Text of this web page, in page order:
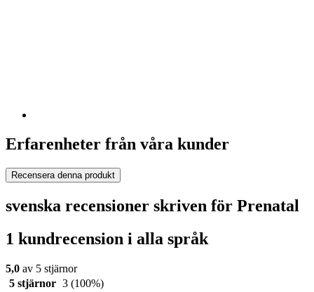
Erfarenheter från våra kunder
Recensera denna produkt
svenska recensioner skriven för Prenatal
1 kundrecension i alla språk
5,0 av 5 stjärnor
5 stjärnor 3 (100%)